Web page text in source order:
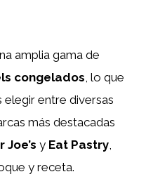
amplia gama de
congelados, lo que
entre diversas
más destacadas
Joe’s y Eat Pastry,
y receta.